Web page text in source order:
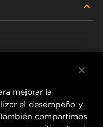
mejorar la
el desempeño y
compartimos